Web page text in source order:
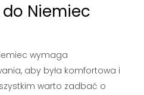
Niemiec
wymaga
aby była komfortowa i
warto zadbać o